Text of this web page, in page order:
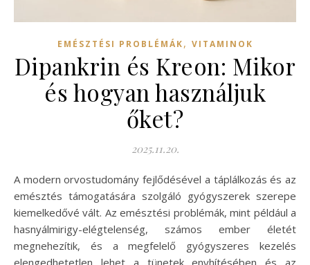
EMÉSZTÉSI PROBLÉMÁK, VITAMINOK
Dipankrin és Kreon: Mikor
és hogyan használjuk
őket?
2025.11.20.
A modern orvostudomány fejlődésével a táplálkozás és az
emésztés támogatására szolgáló gyógyszerek szerepe
kiemelkedővé vált. Az emésztési problémák, mint például a
hasnyálmirigy-elégtelenség, számos ember életét
megnehezítik, és a megfelelő gyógyszeres kezelés
elengedhetetlen lehet a tünetek enyhítésében és az